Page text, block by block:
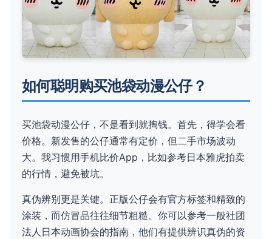
如何聪明购买池袋动漫公仔？
买池袋动漫公仔，不是看到就掏钱。首先，得学会看
价格。新发售的公仔通常有定价，但二手市场波动
大。我习惯用手机比价App，比如参考日本雅虎拍卖
的行情，避免被坑。
真伪辨别更是关键。正版公仔会有官方标签和精致的
涂装，而仿冒品往往细节粗糙。你可以参考一般社团
法人日本动画协会的指南，他们有提供辨识真伪的资